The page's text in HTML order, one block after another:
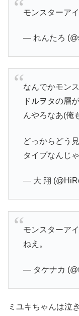
モンスターア
— れんたろ
なんでかモン
ドルヲタの層
んやろなあ(俺
どっからどう
タイプなんじ
— 大 翔
モンスターア
ねえ。
— タケナカ
ミユキちゃんは泣